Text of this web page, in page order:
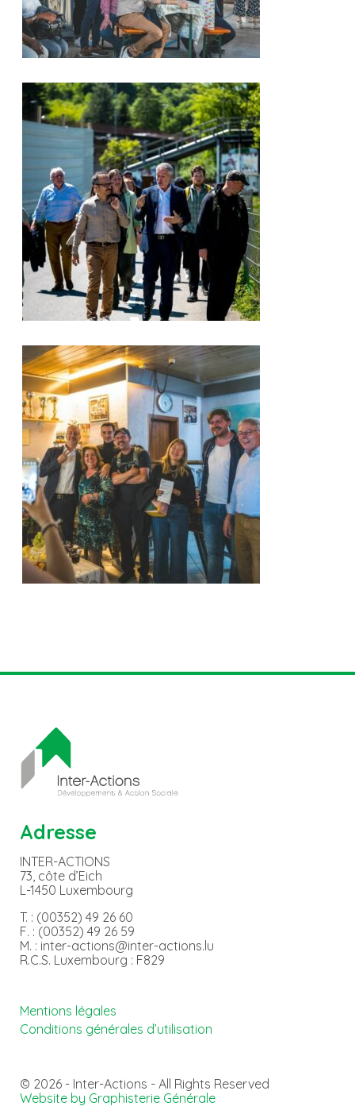
Adresse
INTER-ACTIONS
73, côte d’Eich
L-1450 Luxembourg
T. : (00352) 49 26 60
F. : (00352) 49 26 59
M. : inter-actions@inter-actions.lu
R.C.S. Luxembourg : F829
Mentions légales
Conditions générales d’utilisation
© 2026 - Inter-Actions - All Rights Reserved
Website by Graphisterie Générale